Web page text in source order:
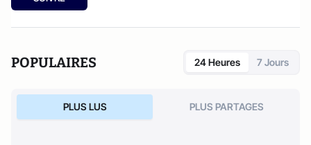
POPULAIRES 24 Heures 7 Jours
PLUS LUS PLUS PARTAGES